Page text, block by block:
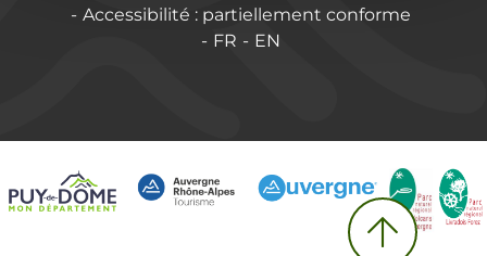
Accessibilité : partiellement conforme
FR
EN